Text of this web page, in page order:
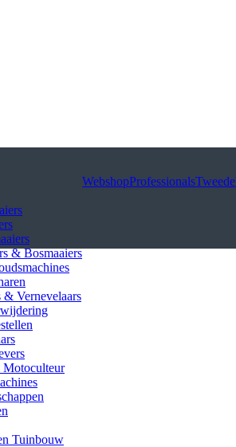
& Bosmaaiers
& Vernevelaars
Motoculteur
Tuinbouw
WebshopProfessionals